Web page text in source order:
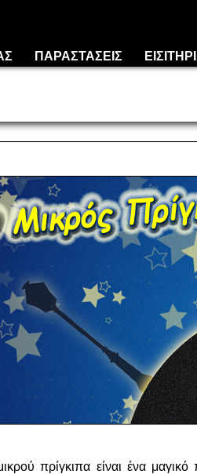
ΠΑΡΑΣΤΑΣΕΙΣ
πρίγκιπα είναι ένα